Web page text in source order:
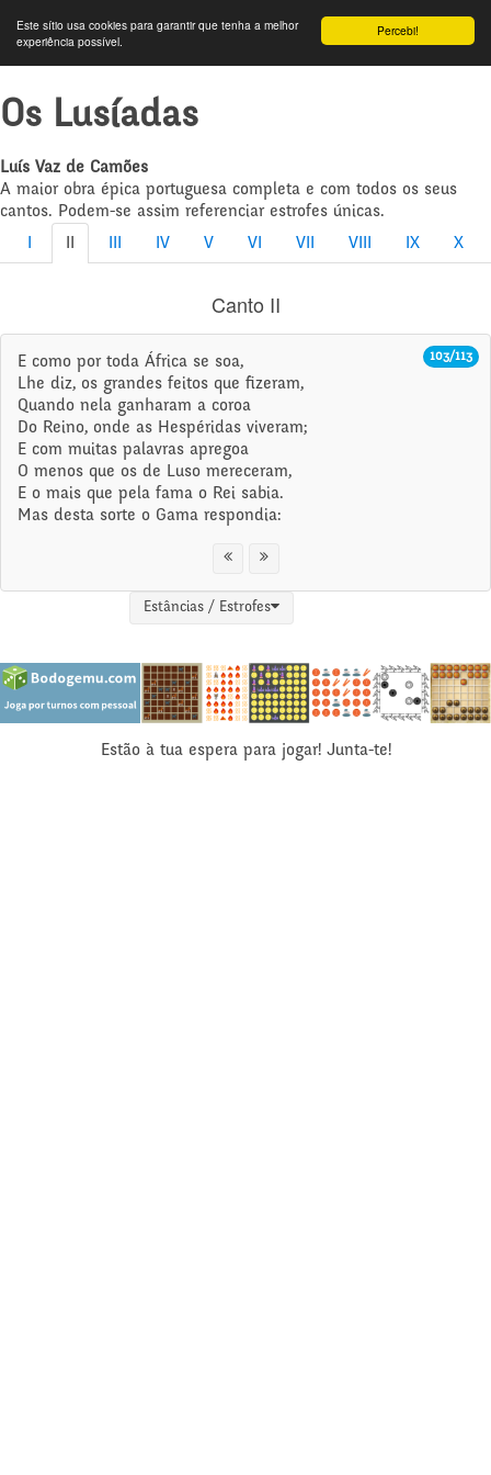
Percebi!
Este sítio usa cookies para garantir que tenha a melhor
experiência possível.
Os Lusíadas
Luís Vaz de Camões
A maior obra épica portuguesa completa e com todos os seus
cantos. Podem-se assim referenciar estrofes únicas.
IV V VI VII VIII IX X
Canto II
103/113
E como por toda África se soa,
Lhe diz, os grandes feitos que fizeram,
Quando nela ganharam a coroa
Do Reino, onde as Hespéridas viveram;
E com muitas palavras apregoa
O menos que os de Luso mereceram,
E o mais que pela fama o Rei sabia.
Mas desta sorte o Gama respondia:
Estâncias / Estrofes
Estão à tua espera para jogar! Junta-te!